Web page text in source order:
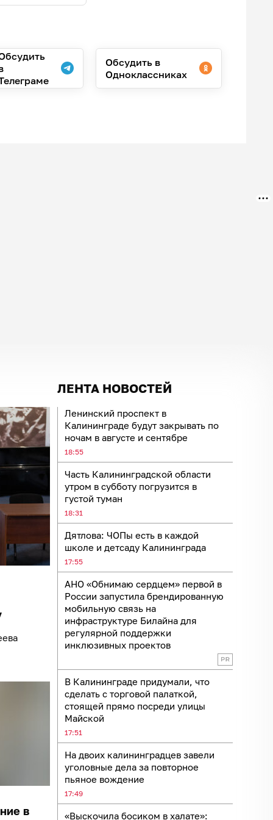
Обсудить в
Одноклассниках
ЛЕНТА НОВОСТЕЙ
Ленинский проспект в
Калининграде будут закрывать по
ночам в августе и сентябре
18:55
Часть Калининградской области
утром в субботу погрузится в
густой туман
18:31
Дятлова: ЧОПы есть в каждой
школе и детсаду Калининграда
17:55
АНО «Обнимаю сердцем» первой в
России запустила брендированную
мобильную связь на
инфраструктуре Билайна для
регулярной поддержки
инклюзивных проектов
В Калининграде придумали, что
сделать с торговой палаткой,
стоящей прямо посреди улицы
Майской
17:51
На двоих калининградцев завели
уголовные дела за повторное
пьяное вождение
17:49
«Выскочила босиком в халате»:
в